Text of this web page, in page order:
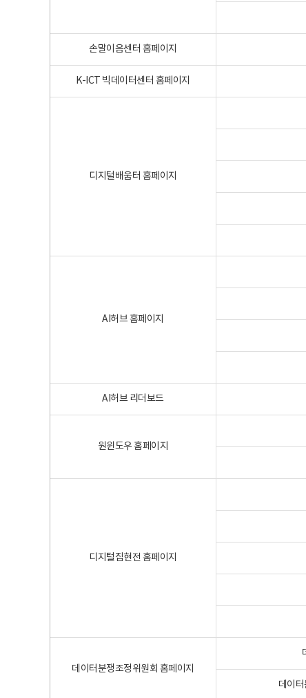
손말이음센터 홈페이지
K-ICT 빅데이터센터 홈페이지
디지털배움터 홈페이지
AI허브 홈페이지
AI허브 리더보드
원윈도우 홈페이지
디지털집현전 홈페이지
데이터분쟁조정위원회 홈페이지
데이